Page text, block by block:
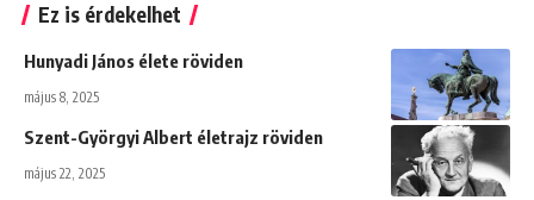
Ez is érdekelhet
Hunyadi János élete röviden
május 8, 2025
Szent-Györgyi Albert életrajz röviden
május 22, 2025